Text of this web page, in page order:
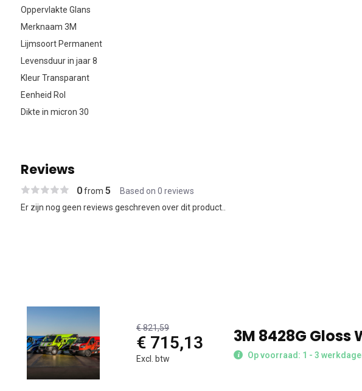
Oppervlakte Glans
Merknaam 3M
Lijmsoort Permanent
Levensduur in jaar 8
Kleur Transparant
Eenheid Rol
Dikte in micron 30
Reviews
0from 5 Based on 0 reviews
Er zijn nog geen reviews geschreven over dit product..
€ 821,59
€ 715,13
Excl. btw
3M 8428G Gloss
Op voorraad: 1 - 3